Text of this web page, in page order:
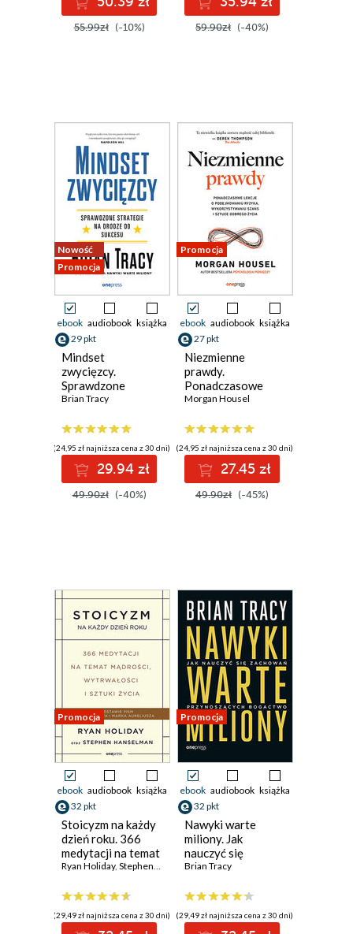
55.99zł (-10%) 59.90zł (-40%)
Nowość
Promocja
ebook audiobook książka
29 pkt
Mindset
zwycięzcy.
Sprawdzone
strategie na
Brian Tracy
(24,95 zł najniższa cena z 30 dni)
29.94 zł
49.90zł (-40%)
Promocja
ebook audiobook książka
27 pkt
Niezmienne
prawdy.
Ponadczasowe
lekcje o
ryzyka,
wykorzystywaniu
szans i sztuce
dobrego życia
Morgan Housel
(24,95 zł najniższa cena z 30 dni)
27.45 zł
49.90zł (-45%)
Promocja
ebook audiobook książka
32 pkt
Stoicyzm na każdy
dzień roku. 366
medytacji na temat
mądrości,
sztuki życia
Ryan Holiday, Stephen Hanselman
(29,49 zł najniższa cena z 30 dni)
Promocja
ebook audiobook książka
32 pkt
Nawyki warte
miliony. Jak
nauczyć się
zachowań
bogactwo
Brian Tracy
(29,49 zł najniższa cena z 30 dni)